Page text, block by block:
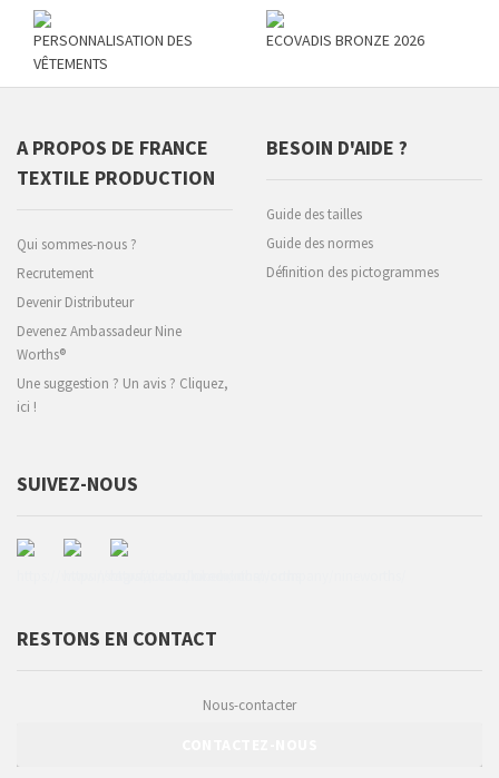
PERSONNALISATION DES
VÊTEMENTS
ECOVADIS BRONZE 2026
A PROPOS DE FRANCE
TEXTILE PRODUCTION
Qui sommes-nous ?
Recrutement
Devenir Distributeur
Devenez Ambassadeur Nine
Worths®
Une suggestion ? Un avis ? Cliquez,
ici !
BESOIN D'AIDE ?
Guide des tailles
Guide des normes
Définition des pictogrammes
SUIVEZ-NOUS
RESTONS EN CONTACT
Nous-contacter